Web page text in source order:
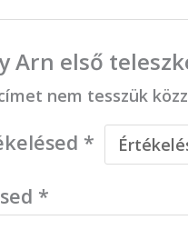
Arn első
nem tesszük
*
*